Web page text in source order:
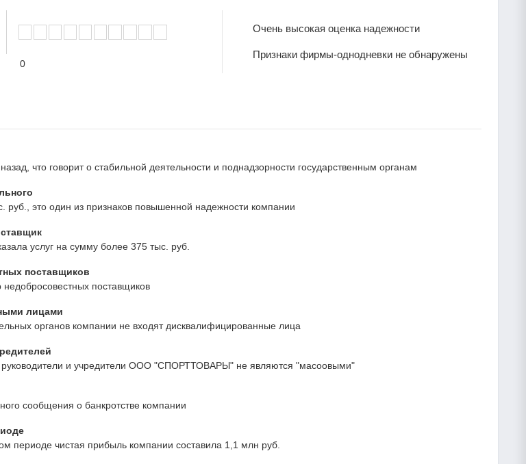
0
Очень высокая оценка надежности
Признаки фирмы-однодневки не обнаружены
что говорит о стабильной деятельности и поднадзорности государственным органам
руб., это один из признаков повышенной надежности компании
услуг на сумму более 375 тыс. руб.
поставщиков
поставщиков
лицами
органов компании не входят дисквалифицированные лица
и учредители ООО "СПОРТТОВАРЫ" не являются "масоовыми"
сообщения о банкротстве компании
периоде чистая прибыль компании составила 1,1 млн руб.